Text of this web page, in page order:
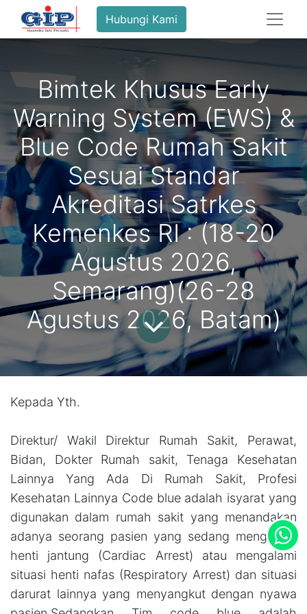
Hubungi Kami
Bimtek Khusus Early
Warning System (EWS) &
Blue Code Rumah Sakit
Sesuai Standar
Akreditasi Satrkes
Kemenkes RI : (18-20
Agustus 2026,
Semarang)(26-28
Agustus 2026, Batam)
Kepada Yth.
Direktur/ Wakil Direktur Rumah Sakit, Perawat,
Bidan, Dokter Rumah sakit, Tenaga Kesehatan
Lainnya Yang Ada Di Rumah Sakit, Profesi
Kesehatan Lainnya Code blue adalah isyarat yang
digunakan dalam rumah sakit yang menandakan
adanya seorang pasien yang sedang mengalami
henti jantung (Cardiac Arrest) atau mengalami
situasi henti nafas (Respiratory Arrest) dan situasi
darurat lainnya yang menyangkut dengan nyawa